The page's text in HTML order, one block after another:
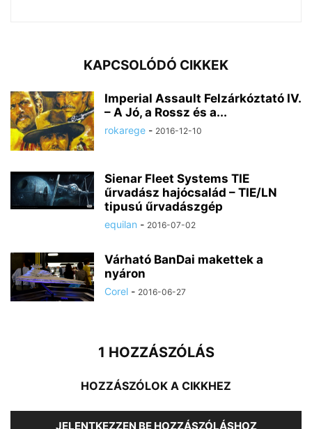
KAPCSOLÓDÓ CIKKEK
Imperial Assault Felzárkóztató IV.
– A Jó, a Rossz és a...
rokarege - 2016-12-10
Sienar Fleet Systems TIE
űrvadász hajócsalád – TIE/LN
tipusú űrvadászgép
equilan - 2016-07-02
Várható BanDai makettek a
nyáron
Corel - 2016-06-27
1 HOZZÁSZÓLÁS
HOZZÁSZÓLOK A CIKKHEZ
JELENTKEZZEN BE HOZZÁSZÓLÁSHOZ